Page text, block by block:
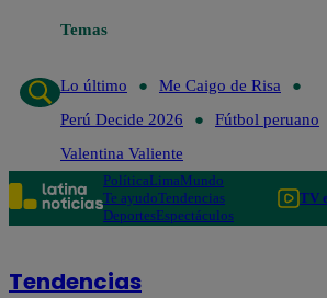
Temas
Lo último
Me Caigo de Risa
Perú Decide 2026
Fútbol peruano
Valentina Valiente
PolíticaLimaMundo
Te ayudoTendencias
DeportesEspectáculos
TV
Tendencias